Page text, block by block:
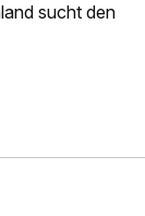
sucht den